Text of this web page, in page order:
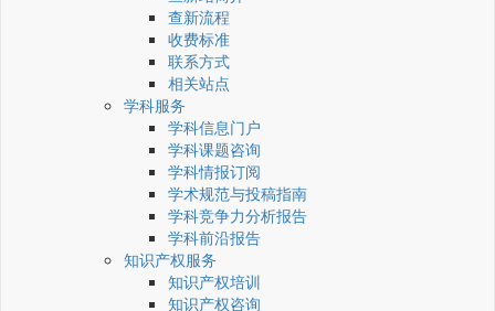
查新流程
收费标准
联系方式
相关站点
学科服务
学科信息门户
学科课题咨询
学科情报订阅
学术规范与投稿指南
学科竞争力分析报告
学科前沿报告
知识产权服务
知识产权培训
知识产权咨询